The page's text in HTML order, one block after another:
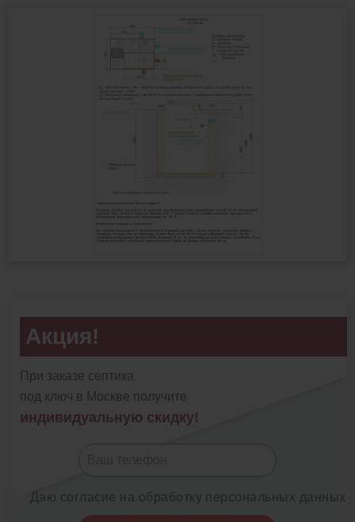
Акция!
При заказе септика
под ключ в Москве получите
индивидуальную скидку!
Даю согласие на обработку персональных данных